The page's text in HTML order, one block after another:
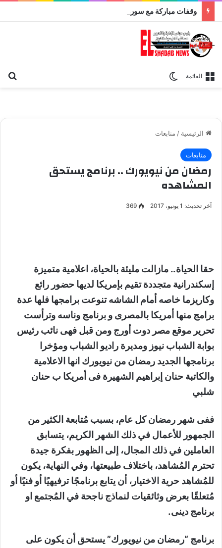
القائمة
الرئيسية / متابعات
متابعات
رمضان من نيويورك .. برنامج يستحق
المشاهده
آخر تحديث: 1 يونيو، 2017 369
حقا الحياة.. مازالت مليئة بالحياة، اعلامية متميزة
إسكندرانية متجددة تقيم بإمريكا لديها حضور رائع
وكاريزما خاصه أمام الشاشه تنوعت برامجها فلها عدة
برامج منها أمريكا بالمصرى و برنامج وناسه وترأست
تحرير موقع مصر دوت أورج ومن قبل فهى نائب رئيس
بوابة الشباب نيوز ومديرة راديو الشباب ومؤخرا
برنامجها الجديد رمضان من نيويورك انها الاعلامية
والكاتبة حنان إبراهيم الشهيرة فى أمريكا ب حنان
شلبي
ففى شهر رمضان كل عام، بسبب مُتابعة الكثير من
الجمهور للأعمال في ذلك الشهر الكريم، يتسابق
العاملين في ذلك المجال، إلى الظهور بفكرة جيدة
تحترم المُشاهد، باختلاف طبيعتها، وفي النهاية، يكون
للمُشاهد حرية الاختيار، أن يتابع برنامجًا ترفيهيًا أو فنيًا أو
مُتعلقًا بعرض وثائقيات لنماذج ناجحة في المُجتمع او
برنامج دينى.
برنامج “رمضان من نيويورك” يستحق أن يكون على